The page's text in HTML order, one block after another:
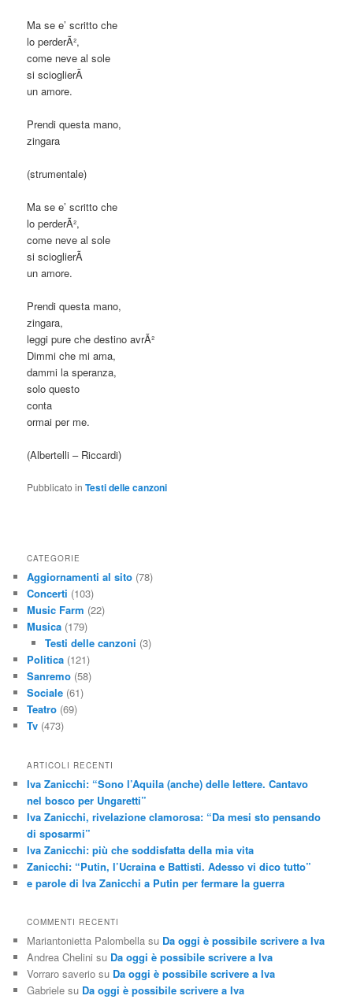
Ma se e’ scritto che
lo perderÃ²,
come neve al sole
si scioglierÃ
un amore.
Prendi questa mano,
zingara
(strumentale)
Ma se e’ scritto che
lo perderÃ²,
come neve al sole
si scioglierÃ
un amore.
Prendi questa mano,
zingara,
leggi pure che destino avrÃ²
Dimmi che mi ama,
dammi la speranza,
solo questo
conta
ormai per me.
(Albertelli – Riccardi)
Pubblicato in Testi delle canzoni
CATEGORIE
Aggiornamenti al sito (78)
Concerti (103)
Music Farm (22)
Musica (179)
Testi delle canzoni (3)
Politica (121)
Sanremo (58)
Sociale (61)
Teatro (69)
Tv (473)
ARTICOLI RECENTI
Iva Zanicchi: “Sono l’Aquila (anche) delle lettere. Cantavo
nel bosco per Ungaretti”
Iva Zanicchi, rivelazione clamorosa: “Da mesi sto pensando
di sposarmi”
Iva Zanicchi: più che soddisfatta della mia vita
Zanicchi: “Putin, l’Ucraina e Battisti. Adesso vi dico tutto”
e parole di Iva Zanicchi a Putin per fermare la guerra
COMMENTI RECENTI
Mariantonietta Palombella su Da oggi è possibile scrivere a Iva
Andrea Chelini su Da oggi è possibile scrivere a Iva
Vorraro saverio su Da oggi è possibile scrivere a Iva
Gabriele su Da oggi è possibile scrivere a Iva